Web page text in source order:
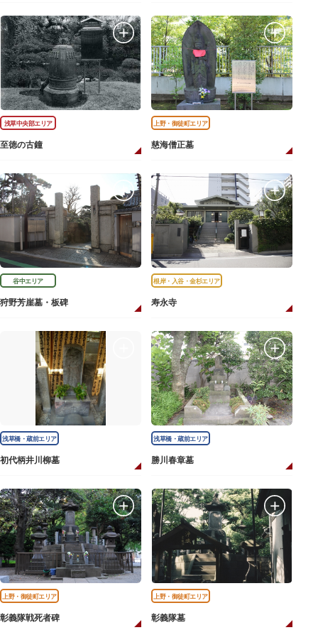
浅草中央部エリア
至徳の古鐘
上野・御徒町エリア
慈海僧正墓
谷中エリア
狩野芳崖墓・板碑
根岸・入谷・金杉エリア
寿永寺
浅草橋・蔵前エリア
初代柄井川柳墓
浅草橋・蔵前エリア
勝川春章墓
上野・御徒町エリア
彰義隊戦死者碑
上野・御徒町エリア
彰義隊墓